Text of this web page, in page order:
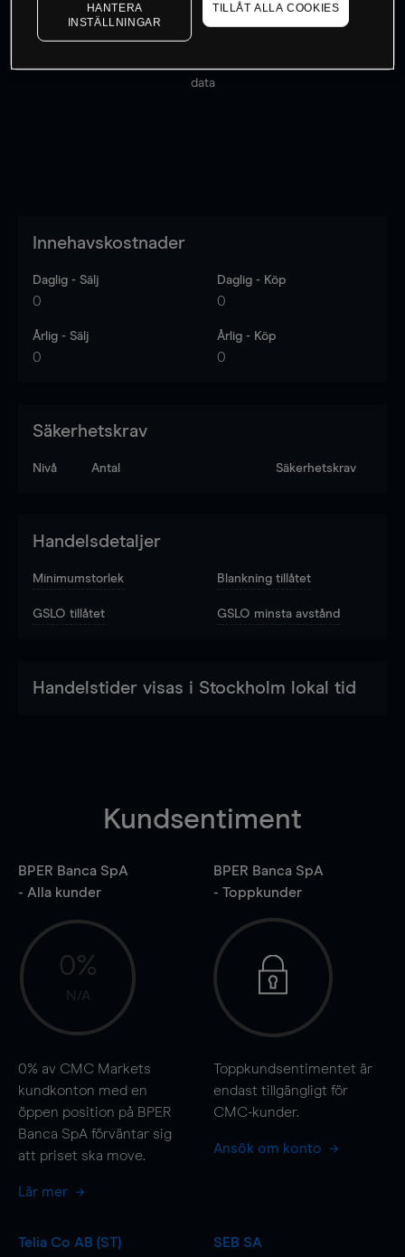
Priserna är endast vägledande.
data
Innehavskostnader
Daglig - Sälj
0
Daglig - Köp
0
Årlig - Sälj
0
Årlig - Köp
0
Säkerhetskrav
Nivå Antal Säkerhetskrav
Handelsdetaljer
Minimumstorlek Blankning tillåtet
GSLO tillåtet GSLO minsta avstånd
Handelstider visas i Stockholm lokal tid
Kundsentiment
BPER Banca SpA
- Alla kunder
0%
N/A
0% av CMC Markets
kundkonton med en
öppen position på BPER
Banca SpA förväntar sig
att priset ska move.
Lär mer
BPER Banca SpA
- Toppkunder
Toppkundsentimentet är
endast tillgängligt för
CMC-kunder.
Ansök om konto
Telia Co AB (ST)
SEB SA
HANTERA
INSTÄLLNINGAR
TILLÅT ALLA COOKIES